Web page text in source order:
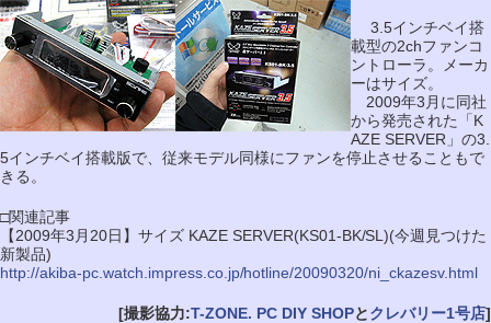
3.5インチベイ搭
載型の2chファンコ
ントローラ。メーカ
ーはサイズ。
2009年3月に同社
から発売された「K
AZE SERVER」の3.
5インチベイ搭載版で、従来モデル同様にファンを停止させることもで
きる。
□関連記事
【2009年3月20日】サイズ KAZE SERVER(KS01-BK/SL)(今週見つけた
新製品)
http://akiba-pc.watch.impress.co.jp/hotline/20090320/ni_ckazesv.html
[撮影協力:T-ZONE. PC DIY SHOPとクレバリー1号店]